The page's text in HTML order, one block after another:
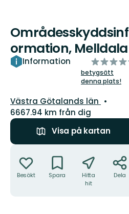
Områdesskyddsinf
ormation, Melldala
Information
av
5
stjärnor
betygsätt
denna plats!
Län:
Västra Götalands län
6667.94 km från dig
Visa på kartan
Besökt Spara
Hitta
hit
Dela